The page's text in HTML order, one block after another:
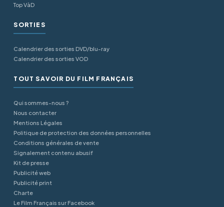
Top VàD
SORTIES
Calendrier des sorties DVD/blu-ray
Calendrier des sorties VOD
TOUT SAVOIR DU FILM FRANÇAIS
Qui sommes-nous ?
Nous contacter
Mentions Légales
Politique de protection des données personnelles
Conditions générales de vente
Signalement contenu abusif
Kit de presse
Publicité web
Publicité print
Charte
Le Film Français sur Facebook